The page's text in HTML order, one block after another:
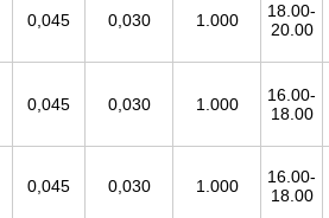
0,045 0,030 1.000
18.00-
20.00
0,045 0,030 1.000
16.00-
18.00
0,045 0,030 1.000
16.00-
18.00